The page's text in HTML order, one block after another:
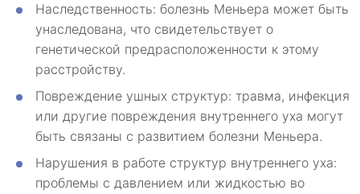
Наследственность: болезнь Меньера может быть
унаследована, что свидетельствует о
генетической предрасположенности к этому
расстройству.
Повреждение ушных структур: травма, инфекция
или другие повреждения внутреннего уха могут
быть связаны с развитием болезни Меньера.
Нарушения в работе структур внутреннего уха:
проблемы с давлением или жидкостью во